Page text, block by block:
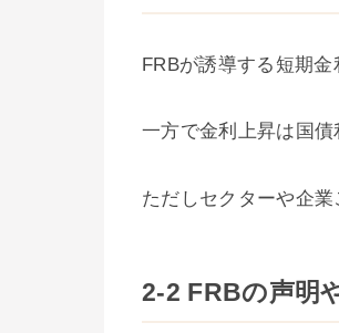
FRBが誘導する短期
一方で金利上昇は国
ただしセクターや企
2-2 FRBの声明